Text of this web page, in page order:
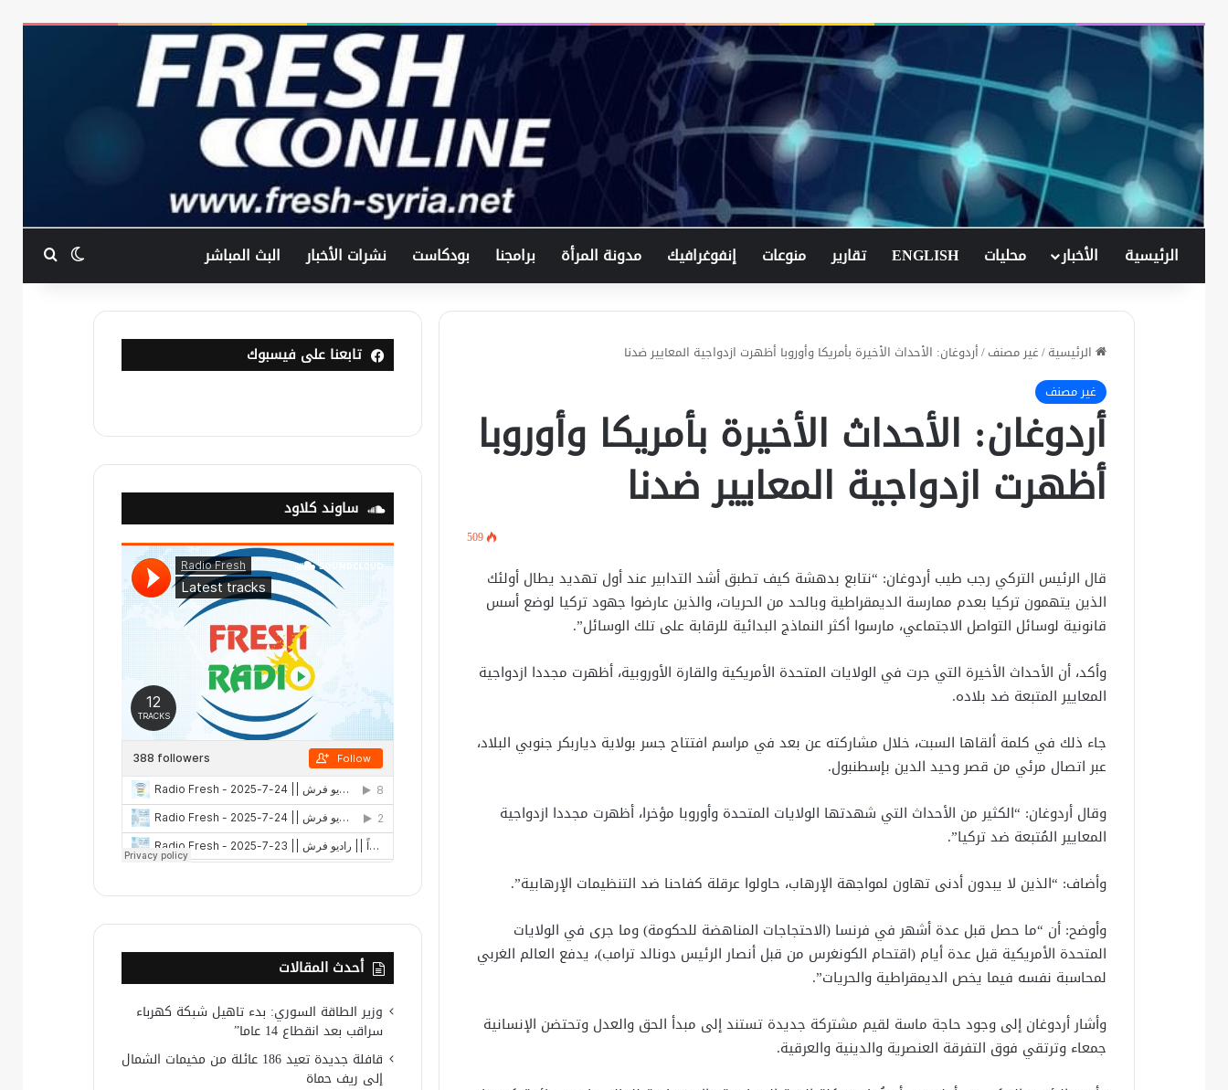
الرئيسية الأخبار محليات ENGLISH تقارير منوعات إنفوغرافيك مدونة المرأة برامجنا بودكاست نشرات الأخبار البث المباشر الوضعبحث
الرئيسية/غير مصنف/أردوغان: الأحداث الأخيرة بأمريكا وأوروبا أظهرت ازدواجية المعايير ضدنا
غير مصنف
أردوغان: الأحداث الأخيرة بأمريكا وأوروبا
أظهرت ازدواجية المعايير ضدنا
509
قال الرئيس التركي رجب طيب أردوغان: “نتابع بدهشة كيف تطبق أشد التدابير عند أول تهديد يطال أولئك
الذين يتهمون تركيا بعدم ممارسة الديمقراطية وبالحد من الحريات، والذين عارضوا جهود تركيا لوضع أسس
قانونية لوسائل التواصل الاجتماعي، مارسوا أكثر النماذج البدائية للرقابة على تلك الوسائل”.
وأكد، أن الأحداث الأخيرة التي جرت في الولايات المتحدة الأمريكية والقارة الأوروبية، أظهرت مجددا ازدواجية
المعايير المتبعة ضد بلاده.
جاء ذلك في كلمة ألقاها السبت، خلال مشاركته عن بعد في مراسم افتتاح جسر بولاية دياربكر جنوبي البلاد،
عبر اتصال مرئي من قصر وحيد الدين بإسطنبول.
وقال أردوغان: “الكثير من الأحداث التي شهدتها الولايات المتحدة وأوروبا مؤخرا، أظهرت مجددا ازدواجية
المعايير المُتبعة ضد تركيا”.
وأضاف: “الذين لا يبدون أدنى تهاون لمواجهة الإرهاب، حاولوا عرقلة كفاحنا ضد التنظيمات الإرهابية”.
وأوضح: أن “ما حصل قبل عدة أشهر في فرنسا (الاحتجاجات المناهضة للحكومة) وما جرى في الولايات
المتحدة الأمريكية قبل عدة أيام (اقتحام الكونغرس من قبل أنصار الرئيس دونالد ترامب)، يدفع العالم الغربي
لمحاسبة نفسه فيما يخص الديمقراطية والحريات”.
وأشار أردوغان إلى وجود حاجة ماسة لقيم مشتركة جديدة تستند إلى مبدأ الحق والعدل وتحتضن الإنسانية
جمعاء وترتقي فوق التفرقة العنصرية والدينية والعرقية.
كيفَ تبحثُ سوريا عن غذائِها خارجَ التُربة !
دمشق
راض عن الضربات الإسرائيلية على سوريا
بحضور الدالتي وشاهر عمران ..انطلاق
أولى عملايات الإجلاء لعوائل العشائر من
إيران تستهدف 3 دول عربية والاردن
تابعنا على فيسبوك
ساوند كلاود
أحدث المقالات
وزير الطاقة السوري: بدء تاهيل شبكة كهرباء
سراقب بعد انقطاع 14 عاما”
قافلة جديدة تعيد 186 عائلة من مخيمات الشمال
إلى ريف حماة